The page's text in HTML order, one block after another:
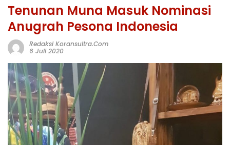
Tenunan Muna Masuk Nominasi
Anugrah Pesona Indonesia
Redaksi Koransultra.com
6 Juli 2020